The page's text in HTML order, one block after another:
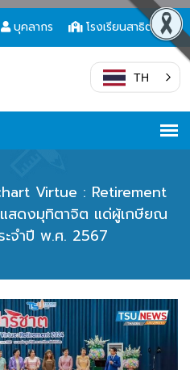
บุคลากร โรงเรียนสาธิต
TH
Virtue : Retirement
ดงมุทิตาจิต แด่ผู้เกษียณ
ะจำปี พ.ศ. 2567